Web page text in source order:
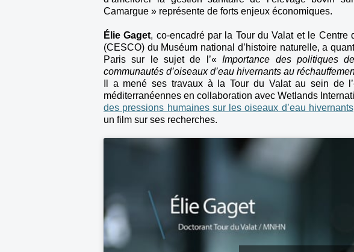
Camargue » représente de forts enjeux économiques.
Élie Gaget, co-encadré par la Tour du Valat et le Centre
(CESCO) du Muséum national d’histoire naturelle, a
Paris sur le sujet de l’«Importance des politiques
communautés d’oiseaux d’eau hivernants au
Il a mené ses travaux à la Tour du Valat au sein de
méditerranéennes en collaboration avec Wetlands
des pressions humaines sur les oiseaux d’eau hivernants
un film sur ses recherches.